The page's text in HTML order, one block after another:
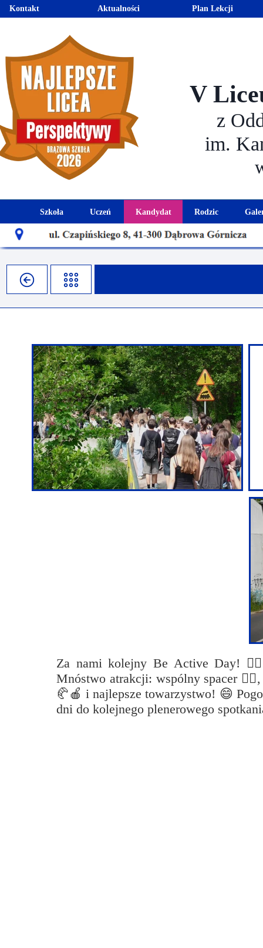
Za nami kolejny Be Active Day!
Mnóstwo atrakcji: wspólny spacer
🥐🍎 i najlepsze towarzystwo! 😄
dni do kolejnego plenerowego
Rodzic
Harmonogram
Szkoła
Historia szkoły
Misja szkoły
Kadra pedagogiczna
Sukcesy
Edukator roku
Ambasador Zamoyskiego
Biblioteka szkolna
Pedagog i Psycholog
Uczeń
Kalendarz roku szkolnego
Matura
Wykaz podręczników
Projekty edukacyjne
Rzecznik Praw Ucznia
mLegitymacja
Konkursy, wykłady
Doradca Zawodowy
Gabinet PZiPP
Kandydat
Aktualności dla
Ważne terminy
Dlaczego Zamoyski?
System rekrutacji
V
z
im.
Plan Lekcji
Aktualności
Kontakt